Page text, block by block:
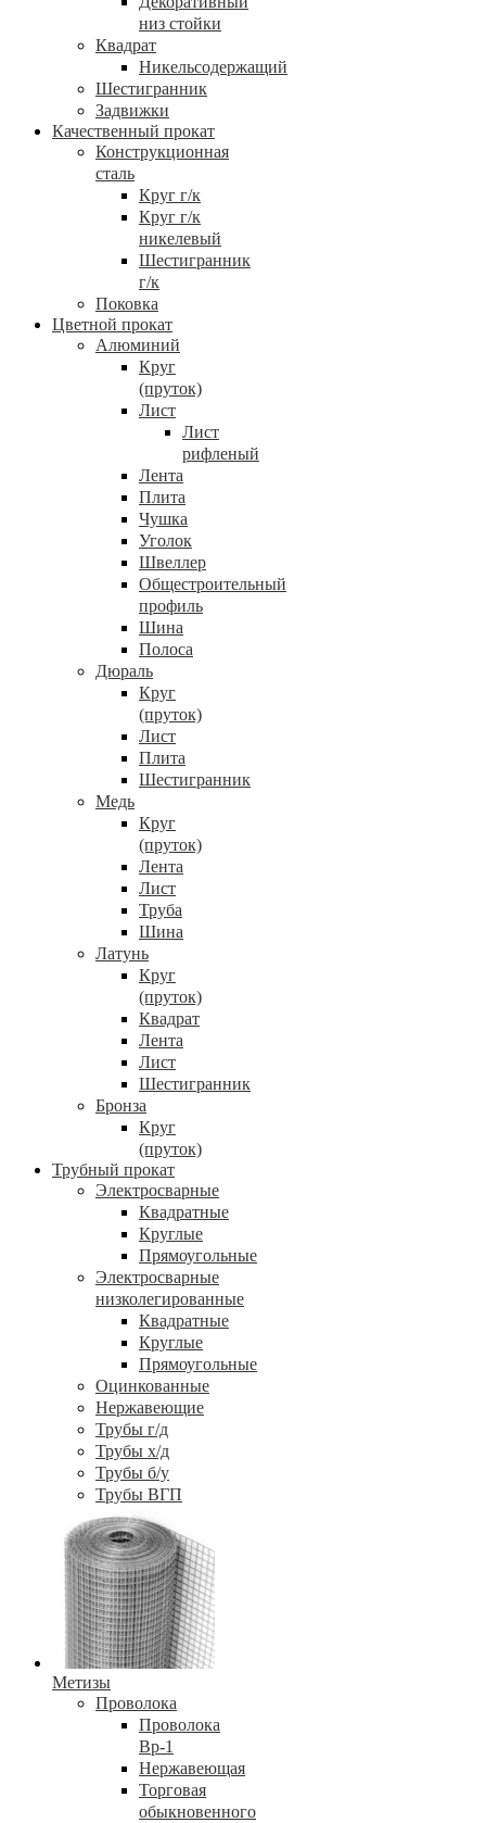
низ стойки
Квадрат
Никельсодержащий
Шестигранник
Задвижки
Качественный прокат
Конструкционная
сталь
Круг г/к
Круг г/к
никелевый
Шестигранник
г/к
Поковка
Цветной прокат
Алюминий
Круг
(пруток)
Лист
Лист
рифленый
Лента
Плита
Чушка
Уголок
Швеллер
Общестроительный
профиль
Шина
Полоса
Дюраль
Круг
(пруток)
Лист
Плита
Шестигранник
Медь
Круг
(пруток)
Лента
Лист
Труба
Шина
Латунь
Круг
(пруток)
Квадрат
Лента
Лист
Шестигранник
Бронза
Круг
(пруток)
Трубный прокат
Электросварные
Квадратные
Круглые
Прямоугольные
Электросварные
низколегированные
Квадратные
Круглые
Прямоугольные
Оцинкованные
Нержавеющие
Трубы г/д
Трубы х/д
Трубы б/у
Трубы ВГП
Метизы
Проволока
Проволока
Вр-1
Нержавеющая
Торговая
обыкновенного